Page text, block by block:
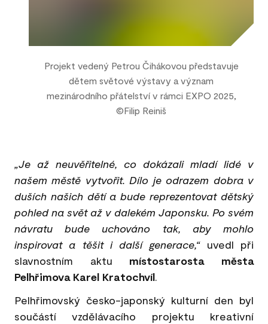
Projekt vedený Petrou Čihákovou představuje
dětem světové výstavy a význam
mezinárodního přátelství v rámci EXPO 2025,
©Filip Reiniš
„Je až neuvěřitelné, co dokázali mladí lidé v
našem městě vytvořit. Dílo je odrazem dobra v
duších našich dětí a bude reprezentovat dětský
pohled na svět až v dalekém Japonsku. Po svém
návratu bude uchováno tak, aby mohlo
inspirovat a těšit i další generace,“uvedl při
slavnostním aktu místostarosta města
Pelhřimova Karel Kratochvíl.
Pelhřimovský česko-japonský kulturní den byl
součástí vzdělávacího projektu kreativní